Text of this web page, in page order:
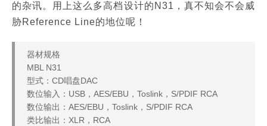
的杂讯。用上这么多高档设计的N31，真不知会不会威
胁Reference Line的地位呢！
器材规格
MBL N31
型式：CD唱盘DAC
数位输入：USB，AES/EBU，Toslink，S/PDIF RCA
数位输出：AES/EBU，Toslink，S/PDIF RCA
类比输出：XLR，RCA